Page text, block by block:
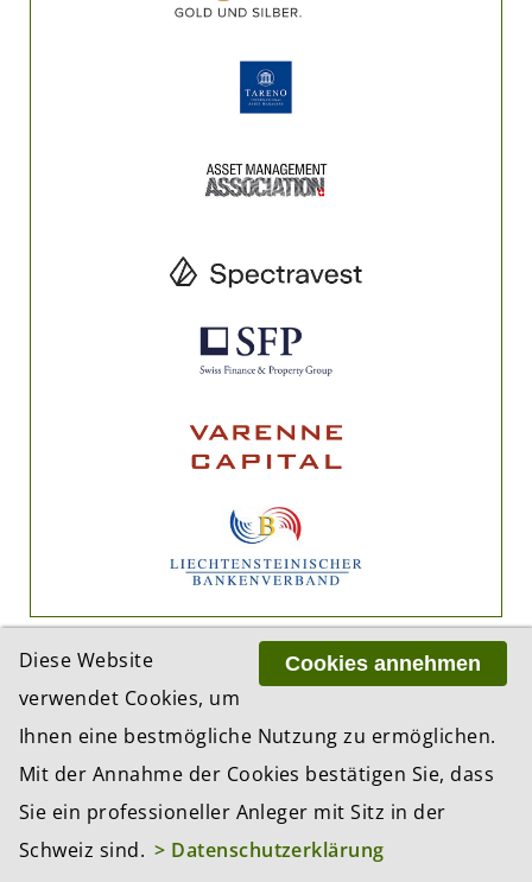
ADRESSE
BCP Business Content Production GmbH
Gotthardstrasse 38
8002 Zürich
Cookies annehmen
Diese Website
verwendet Cookies, um
Ihnen eine bestmögliche Nutzung zu ermöglichen.
Mit der Annahme der Cookies bestätigen Sie, dass
Sie ein professioneller Anleger mit Sitz in der
Schweiz sind. > Datenschutzerklärung